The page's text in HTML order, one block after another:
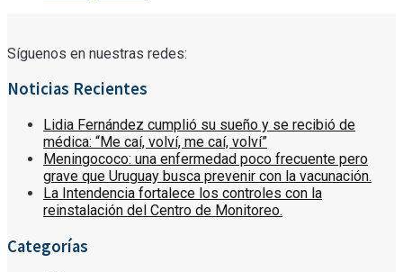
Síguenos en nuestras redes:
Noticias Recientes
Lidia Fernández cumplió su sueño y se recibió de
médica: “Me caí, volví, me caí, volví”
Meningococo: una enfermedad poco frecuente pero
grave que Uruguay busca prevenir con la vacunación.
La Intendencia fortalece los controles con la
reinstalación del Centro de Monitoreo.
Categorías